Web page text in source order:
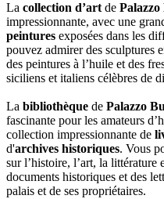
La collection d’art de
impressionnante, avec une
peintures exposées dans les
pouvez admirer des sculptures
des peintures à l’huile et des
siciliens et italiens célèbres de
La bibliothèque de Palazzo
fascinante pour les amateurs
collection impressionnante de
d'archives historiques. Vous
sur l’histoire, l’art, la littérature
documents historiques et des
palais et de ses propriétaires.